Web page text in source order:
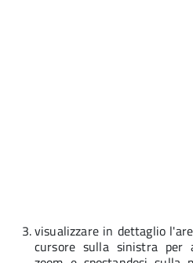
visualizzare in dettaglio
cursore sulla sinistra per